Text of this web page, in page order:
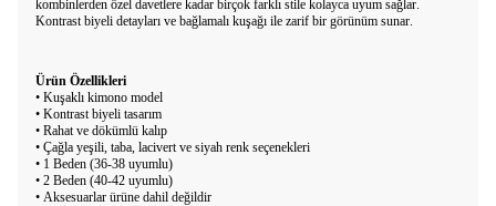
kombinlerden özel davetlere kadar birçok farklı stile kolayca uyum sağlar.
Kontrast biyeli detayları ve bağlamalı kuşağı ile zarif bir görünüm sunar.
Ürün Özellikleri
• Kuşaklı kimono model
• Kontrast biyeli tasarım
• Rahat ve dökümlü kalıp
• Çağla yeşili, taba, lacivert ve siyah renk seçenekleri
• 1 Beden (36-38 uyumlu)
• 2 Beden (40-42 uyumlu)
• Aksesuarlar ürüne dahil değildir